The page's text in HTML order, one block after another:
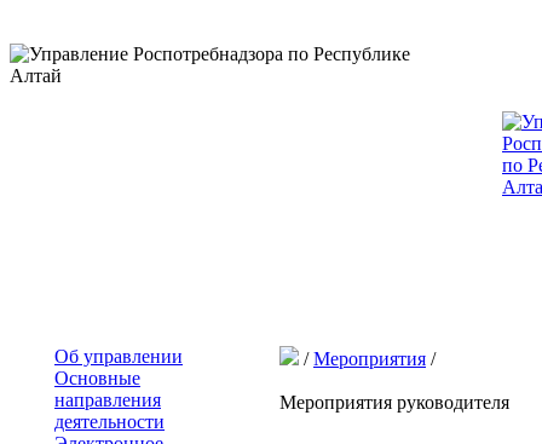
Об управлении
Основные
направления
деятельности
/Мероприятия /
Мероприятия руководителя